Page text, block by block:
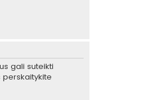
gali suteikti